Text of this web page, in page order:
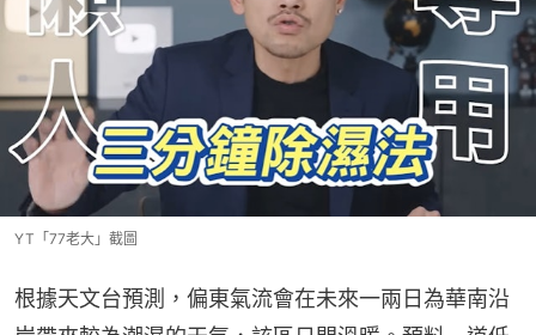
YT「77老大」截圖
根據天文台預測，偏東氣流會在未來一兩日為華南沿